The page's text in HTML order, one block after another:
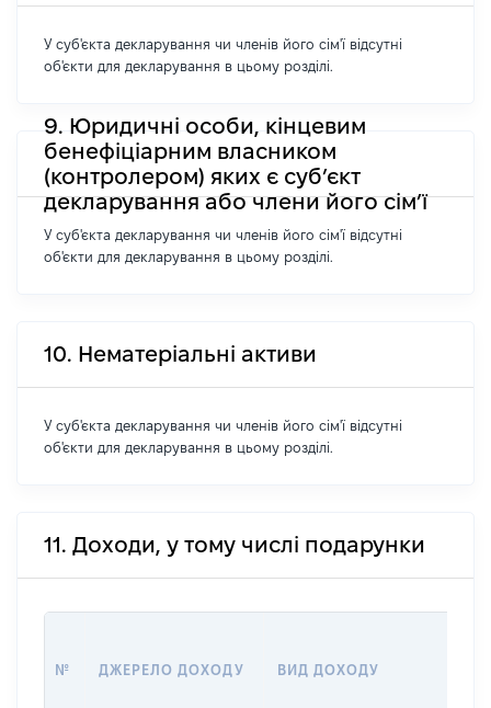
У суб'єкта декларування чи членів його сім'ї відсутні
об'єкти для декларування в цьому розділі.
9. Юридичні особи, кінцевим
бенефіціарним власником
(контролером) яких є суб’єкт
декларування або члени його сім’ї
У суб'єкта декларування чи членів його сім'ї відсутні
об'єкти для декларування в цьому розділі.
10. Нематеріальні активи
У суб'єкта декларування чи членів його сім'ї відсутні
об'єкти для декларування в цьому розділі.
11. Доходи, у тому числі подарунки
№ ДЖЕРЕЛО ДОХОДУ ВИД ДОХОДУ